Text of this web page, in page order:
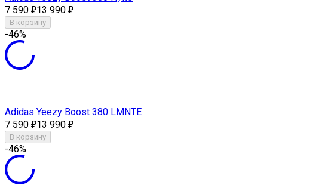
7 590 ₽13 990 ₽
В корзину
-46%
Adidas Yeezy Boost 380 LMNTE
7 590 ₽13 990 ₽
В корзину
-46%